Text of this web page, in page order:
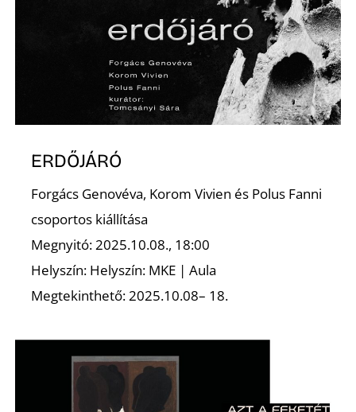
ERDŐJÁRÓ
Forgács Genovéva, Korom Vivien és Polus Fanni
csoportos kiállítása
Megnyitó: 2025.10.08., 18:00
Helyszín: Helyszín: MKE | Aula
Megtekinthető: 2025.10.08– 18.